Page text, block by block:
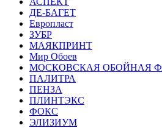
ДЕ-БАГЕТ
Европласт
ЗУБР
МАЯКПРИНТ
Мир Обоев
МОСКОВСКАЯ ОБОЙНАЯ
ПАЛИТРА
ПЕНЗА
ПЛИНТЭКС
ФОКС
ЭЛИЗИУМ